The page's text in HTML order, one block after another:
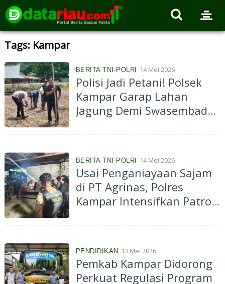
Tags: Kampar
BERITA TNI-POLRI 14 Mei 2026
Polisi Jadi Petani! Polsek
Kampar Garap Lahan
Jagung Demi Swasembada
BERITA TNI-POLRI 14 Mei 2026
Usai Penganiayaan Sajam
di PT Agrinas, Polres
Kampar Intensifkan Patroli
PENDIDIKAN 13 Mei 2026
Pemkab Kampar Didorong
Perkuat Regulasi Program